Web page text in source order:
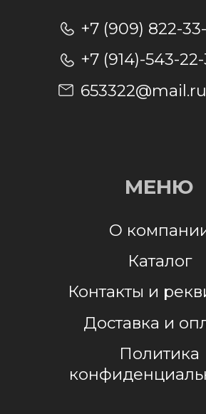
Отправляя заявку, я даю согласие на
обработку персональных данных